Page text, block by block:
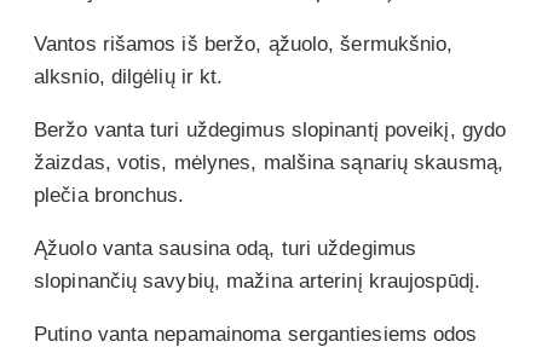
Vantos rišamos iš beržo, ąžuolo, šermukšnio,
alksnio, dilgėlių ir kt.
Beržo vanta turi uždegimus slopinantį poveikį, gydo
žaizdas, votis, mėlynes, malšina sąnarių skausmą,
plečia bronchus.
Ąžuolo vanta sausina odą, turi uždegimus
slopinančių savybių, mažina arterinį kraujospūdį.
Putino vanta nepamainoma sergantiesiems odos